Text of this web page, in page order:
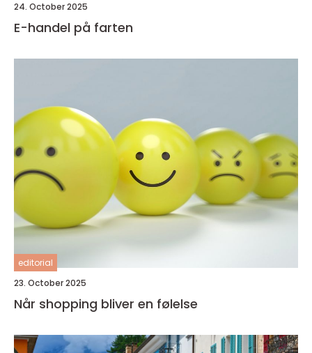
24. October 2025
E-handel på farten
editorial
23. October 2025
Når shopping bliver en følelse